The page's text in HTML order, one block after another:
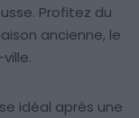
Profitez du
ancienne, le
idéal après une